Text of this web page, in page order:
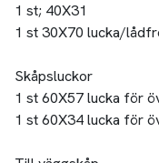
1 st; 40X31
1 st 30X70 lucka/
Skåpsluckor
1 st 60X57 lucka för
1 st 60X34 lucka för